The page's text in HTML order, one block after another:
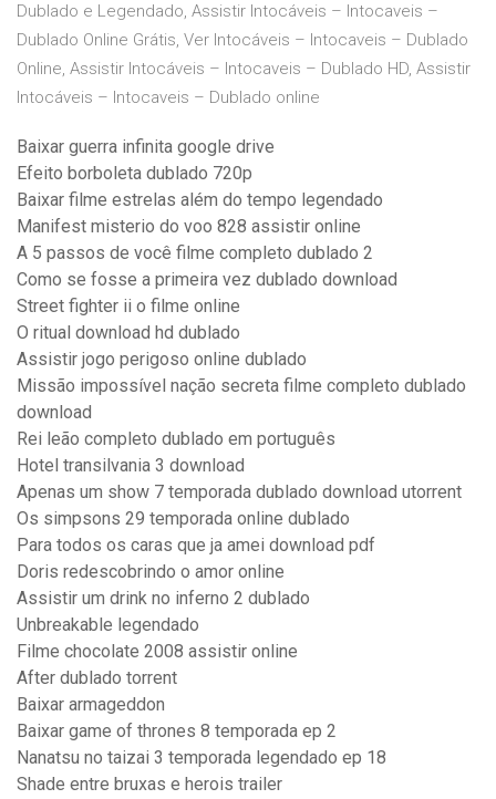
Dublado e Legendado, Assistir Intocáveis – Intocaveis –
Dublado Online Grátis, Ver Intocáveis – Intocaveis – Dublado
Online, Assistir Intocáveis – Intocaveis – Dublado HD, Assistir
Intocáveis – Intocaveis – Dublado online
Baixar guerra infinita google drive
Efeito borboleta dublado 720p
Baixar filme estrelas além do tempo legendado
Manifest misterio do voo 828 assistir online
A 5 passos de você filme completo dublado 2
Como se fosse a primeira vez dublado download
Street fighter ii o filme online
O ritual download hd dublado
Assistir jogo perigoso online dublado
Missão impossível nação secreta filme completo dublado
download
Rei leão completo dublado em português
Hotel transilvania 3 download
Apenas um show 7 temporada dublado download utorrent
Os simpsons 29 temporada online dublado
Para todos os caras que ja amei download pdf
Doris redescobrindo o amor online
Assistir um drink no inferno 2 dublado
Unbreakable legendado
Filme chocolate 2008 assistir online
After dublado torrent
Baixar armageddon
Baixar game of thrones 8 temporada ep 2
Nanatsu no taizai 3 temporada legendado ep 18
Shade entre bruxas e herois trailer